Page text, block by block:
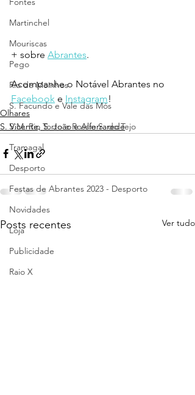
Martinchel
Mouriscas
Pego
Rio de Moinhos
S. Facundo e Vale das Mós
S.M. Rio Torto e Rossio S. do Tejo
Tramagal
Desporto
Festas de Abrantes 2023 - Desporto
Novidades
Loja
Publicidade
Raio X
+ sobre Abrantes.
Acompanhe o Notável Abrantes no
Facebook e Instagram!
Olhares
S. Vicente, S. João e Alferrarede
Posts recentes Ver tudo